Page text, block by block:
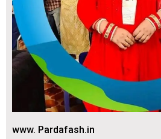
www. Pardafash.in